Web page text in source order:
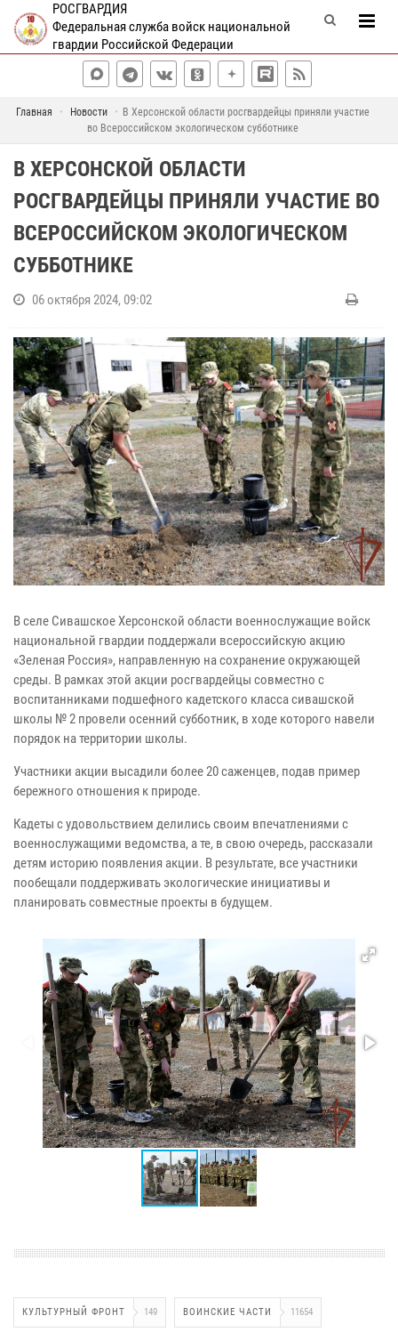
РОСГВАРДИЯ
Федеральная служба войск национальной
гвардии Российской Федерации
Главная Новости
В Херсонской области росгвардейцы приняли участие
во Всероссийском экологическом субботнике
В ХЕРСОНСКОЙ ОБЛАСТИ
РОСГВАРДЕЙЦЫ ПРИНЯЛИ УЧАСТИЕ ВО
ВСЕРОССИЙСКОМ ЭКОЛОГИЧЕСКОМ
СУББОТНИКЕ
06 октября 2024, 09:02
В селе Сивашское Херсонской области военнослужащие войск
национальной гвардии поддержали всероссийскую акцию
«Зеленая Россия», направленную на сохранение окружающей
среды. В рамках этой акции росгвардейцы совместно с
воспитанниками подшефного кадетского класса сивашской
школы № 2 провели осенний субботник, в ходе которого навели
порядок на территории школы.
Участники акции высадили более 20 саженцев, подав пример
бережного отношения к природе.
Кадеты с удовольствием делились своим впечатлениями с
военнослужащими ведомства, а те, в свою очередь, рассказали
детям историю появления акции. В результате, все участники
пообещали поддерживать экологические инициативы и
планировать совместные проекты в будущем.
КУЛЬТУРНЫЙ ФРОНТ 149 ВОИНСКИЕ ЧАСТИ 11654